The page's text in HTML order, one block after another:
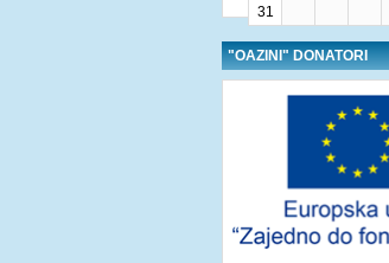
31
"OAZINI" DONATORI